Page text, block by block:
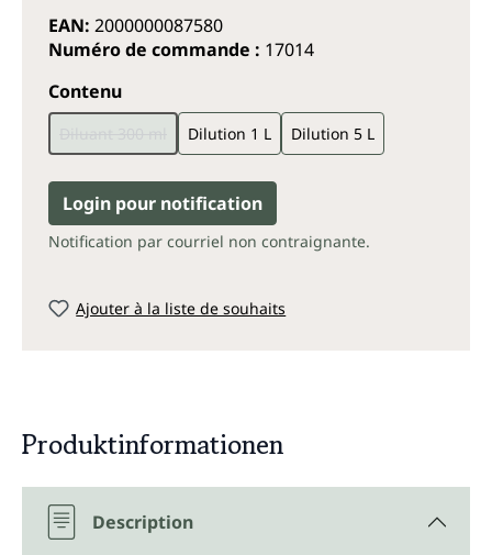
EAN: 2000000087580
Numéro de commande : 17014
Sélectionnez
Contenu
(Cette option n'est pas disponible pour le moment.)
Dilution 1 L Dilution 5 L
Login pour notification
Notification par courriel non contraignante.
Ajouter à la liste de souhaits
Produktinformationen
Description